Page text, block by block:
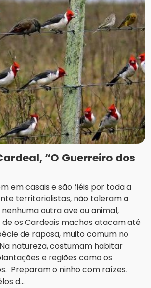
“O Guerreiro dos
em casais e são fiéis por toda a
territorialistas, não toleram a
outra ave ou animal,
os Cardeais machos atacam até
de raposa, muito comum no
natureza, costumam habitar
e regiões como os
Preparam o ninho com raízes,
d...